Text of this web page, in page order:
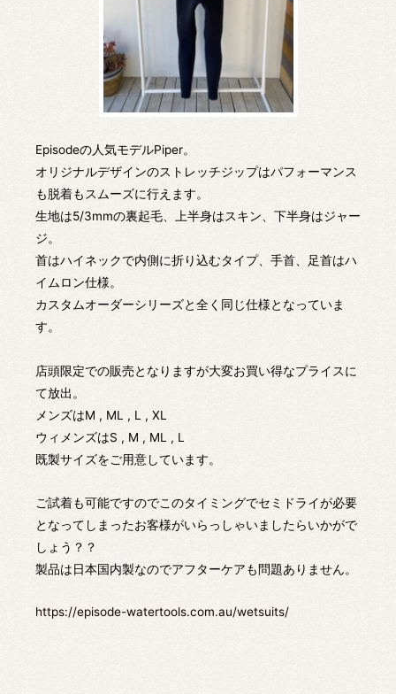
Episodeの人気モデルPiper。
オリジナルデザインのストレッチジップはパフォーマンス
も脱着もスムーズに行えます。
生地は5/3mmの裏起毛、上半身はスキン、下半身はジャー
ジ。
首はハイネックで内側に折り込むタイプ、手首、足首はハ
イムロン仕様。
カスタムオーダーシリーズと全く同じ仕様となっていま
す。
店頭限定での販売となりますが大変お買い得なプライスに
て放出。
メンズはM , ML , L , XL
ウィメンズはS , M , ML , L
既製サイズをご用意しています。
ご試着も可能ですのでこのタイミングでセミドライが必要
となってしまったお客様がいらっしゃいましたらいかがで
しょう？？
製品は日本国内製なのでアフターケアも問題ありません。
https://episode-watertools.com.au/wetsuits/